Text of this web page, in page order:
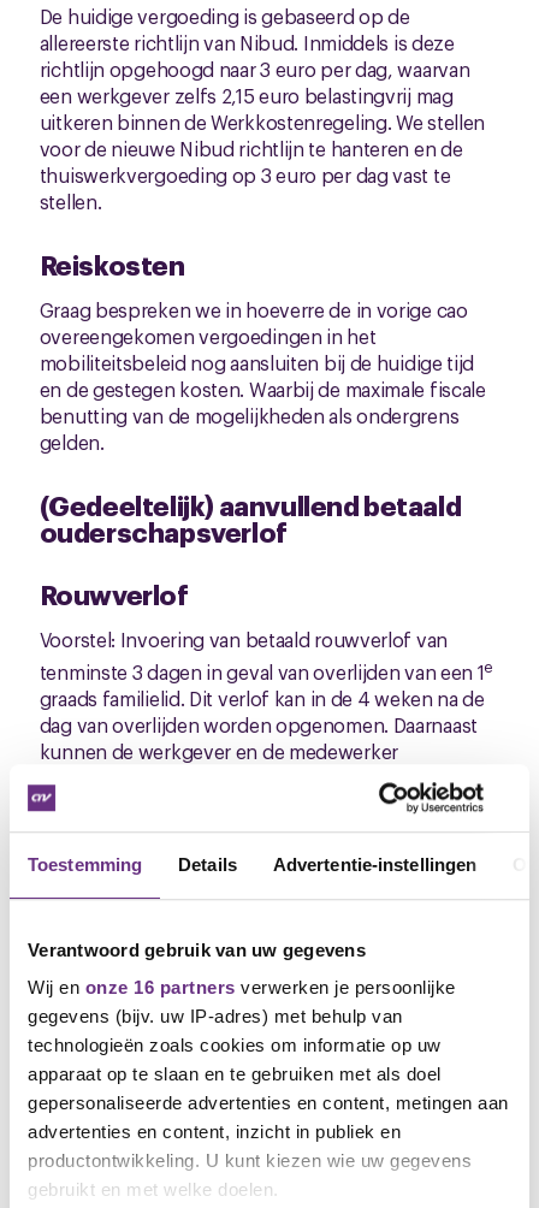
Toestemming Details Advertentie-instellingen
Verantwoord gebruik van uw gegevens
Wij en onze 16 partners verwerken je persoonlijke
gegevens (bijv. uw IP-adres) met behulp van
technologieën zoals cookies om informatie op uw
apparaat op te slaan en te gebruiken met als doel
gepersonaliseerde advertenties en content, metingen aan
advertenties en content, inzicht in publiek en
productontwikkeling. U kunt kiezen wie uw gegevens
gebruikt en met welke doelen.
De huidige vergoeding is gebaseerd op de
allereerste richtlijn van Nibud. Inmiddels is deze
richtlijn opgehoogd naar 3 euro per dag, waarvan
een werkgever zelfs 2,15 euro belastingvrij mag
uitkeren binnen de Werkkostenregeling. We stellen
voor de nieuwe Nibud richtlijn te hanteren en de
thuiswerkvergoeding op 3 euro per dag vast te
stellen.
Reiskosten
Graag bespreken we in hoeverre de in vorige cao
overeengekomen vergoedingen in het
mobiliteitsbeleid nog aansluiten bij de huidige tijd
en de gestegen kosten. Waarbij de maximale fiscale
benutting van de mogelijkheden als ondergrens
gelden.
(Gedeeltelijk) aanvullend betaald
ouderschapsverlof
Rouwverlof
Voorstel: Invoering van betaald rouwverlof van
tenminste 3 dagen in geval van overlijden van een 1e
graads familielid. Dit verlof kan in de 4 weken na de
dag van overlijden worden opgenomen. Daarnaast
kunnen de werkgever en de medewerker
maatwerkafspraken maken over de extra tijd die de
medewerker nodig heeft om met het verlies om te
gaan.
Mantelzorg
Door allerlei veranderingen in de samenleving zal de
vraag naar mantelzorg in de toekomst gaan
toenemen. Dit is het moment om daar ook
concretere afspraken in de cao over te gaan maken.
Daarnaast kunnen er situaties voorkomen die
maatwerk vereisen. Wij stellen eerst een
gezamenlijke(bonden en werkgever) 0-meting voor
om te bezien in hoeverre medewerkers
mantelzorger zijn en om na te gaan waar zij
behoefte aan hebben.